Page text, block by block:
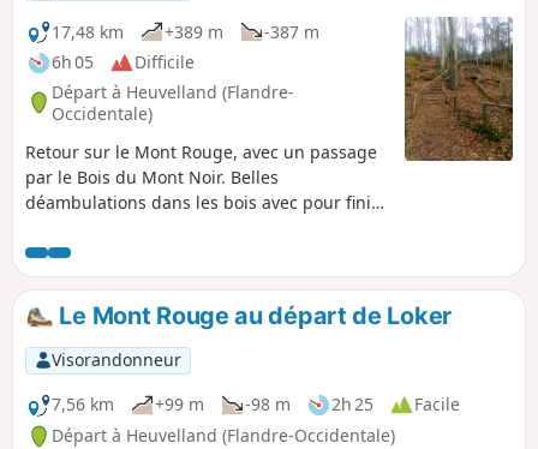
17,48 km
+389 m
-387 m
6h 05
Difficile
Départ à Heuvelland (Flandre-
Occidentale)
Retour sur le Mont Rouge, avec un passage
par le Bois du Mont Noir. Belles
déambulations dans les bois avec pour finir
dès qu'il fait un peu humide, les sentiers
deviennent très difficiles et on a parfois de
la boue jusqu'à mi-chaussures. C'était le cas
ce matin (19 novembre 2021)
Le Mont Rouge au départ de Loker
Visorandonneur
7,56 km
+99 m -98 m 2h 25
Facile
Départ à Heuvelland (Flandre-Occidentale)